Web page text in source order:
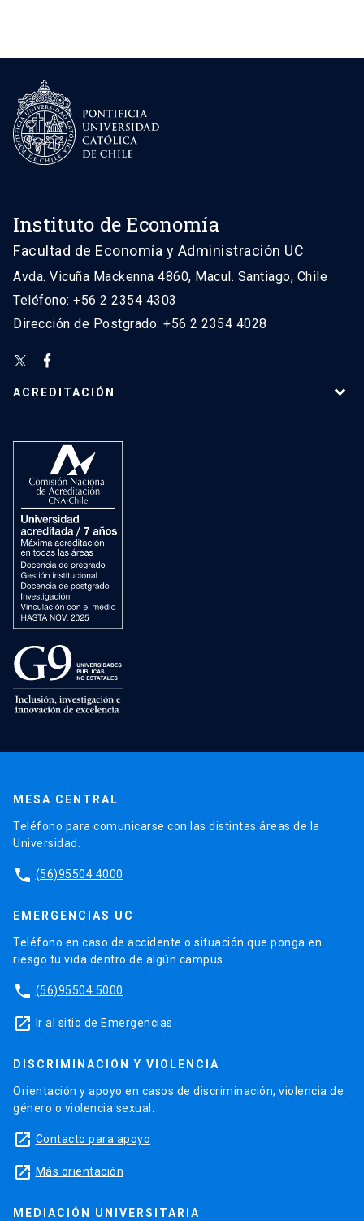
Instituto de Economía
Facultad de Economía y Administración UC
Avda. Vicuña Mackenna 4860, Macul. Santiago, Chile
Teléfono: +56 2 2354 4303
Dirección de Postgrado: +56 2 2354 4028
ACREDITACIÓN
MESA CENTRAL
Teléfono para comunicarse con las distintas áreas de la
Universidad.
phone (56)95504 4000
EMERGENCIAS UC
Teléfono en caso de accidente o situación que ponga en
riesgo tu vida dentro de algún campus.
phone (56)95504 5000
launch Ir al sitio de Emergencias
DISCRIMINACIÓN Y VIOLENCIA
Orientación y apoyo en casos de discriminación, violencia de
género o violencia sexual.
launch Contacto para apoyo
launch Más orientación
MEDIACIÓN UNIVERSITARIA